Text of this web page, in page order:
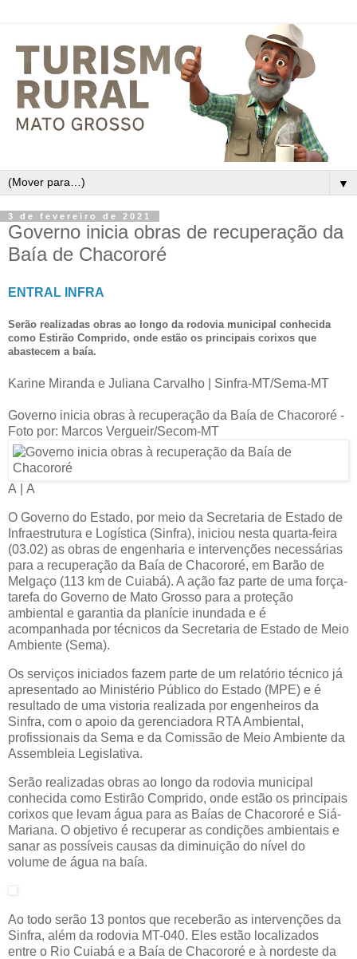
▼
3 de fevereiro de 2021
Governo inicia obras de recuperação da
Baía de Chacororé
ENTRAL INFRA
Serão realizadas obras ao longo da rodovia municipal conhecida
como Estirão Comprido, onde estão os principais corixos que
abastecem a baía.
Karine Miranda e Juliana Carvalho | Sinfra-MT/Sema-MT
Governo inicia obras à recuperação da Baía de Chacororé -
Foto por: Marcos Vergueir/Secom-MT
A A
O Governo do Estado, por meio da Secretaria de Estado de
Infraestrutura e Logística (Sinfra), iniciou nesta quarta-feira
(03.02) as obras de engenharia e intervenções necessárias
para a recuperação da Baía de Chacororé, em Barão de
Melgaço (113 km de Cuiabá). A ação faz parte de uma força-
tarefa do Governo de Mato Grosso para a proteção
ambiental e garantia da planície inundada e é
acompanhada por técnicos da Secretaria de Estado de Meio
Ambiente (Sema).
Os serviços iniciados fazem parte de um relatório técnico já
apresentado ao Ministério Público do Estado (MPE) e é
resultado de uma vistoria realizada por engenheiros da
Sinfra, com o apoio da gerenciadora RTA Ambiental,
profissionais da Sema e da Comissão de Meio Ambiente da
Assembleia Legislativa.
Serão realizadas obras ao longo da rodovia municipal
conhecida como Estirão Comprido, onde estão os principais
corixos que levam água para as Baías de Chacororé e Siá-
Mariana. O objetivo é recuperar as condições ambientais e
sanar as possíveis causas da diminuição do nível do
volume de água na baía.
Ao todo serão 13 pontos que receberão as intervenções da
Sinfra, além da rodovia MT-040. Eles estão localizados
entre o Rio Cuiabá e a Baía de Chacororé e à nordeste da